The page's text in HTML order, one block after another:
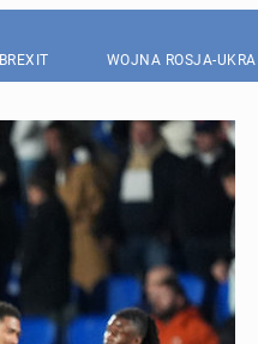
BREXIT WOJNA ROSJA-